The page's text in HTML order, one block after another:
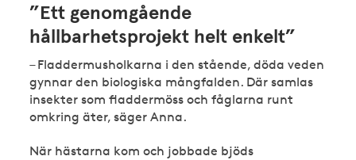
”Ett genomgående
hållbarhetsprojekt helt enkelt”
– Fladdermusholkarna i den stående, döda veden
gynnar den biologiska mångfalden. Där samlas
insekter som fladdermöss och fåglarna runt
omkring äter, säger Anna.
När hästarna kom och jobbade bjöds